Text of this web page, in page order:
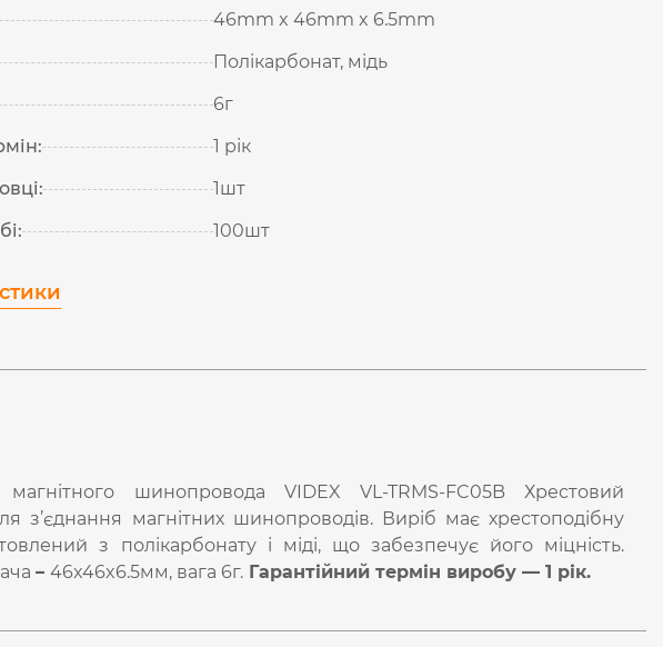
46mm x 46mm x 6.5mm
Полікарбонат, мідь
6г
1 рік
1шт
100шт
шинопровода VIDEX VL-TRMS-FC05B Хрестовий
з’єднання магнітних шинопроводів. Виріб має хрестоподібну
з полікарбонату і міді, що забезпечує його міцність.
–46x46x6.5мм, вага 6г. Гарантійний термін виробу — 1 рік.